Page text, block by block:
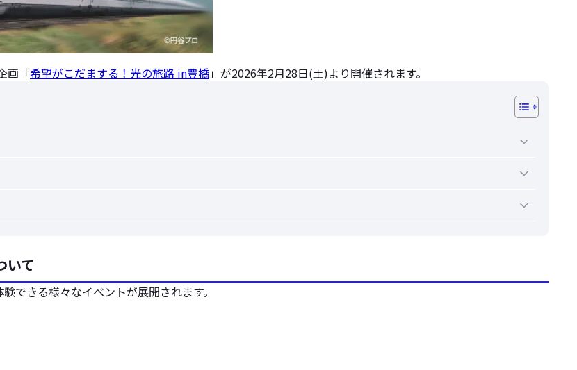
画「希望がこだまする！光の旅路 in豊橋」が2026年2月28日(土)より開催されます。
いて
できる様々なイベントが展開されます。